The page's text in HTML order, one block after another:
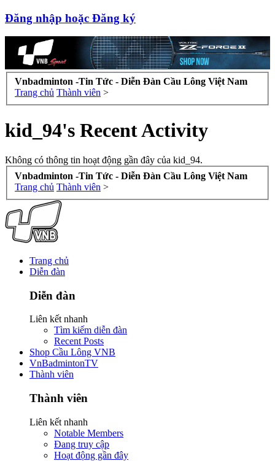
Đăng nhập hoặc Đăng ký
Vnbadminton -Tin Tức - Diễn Đàn Cầu Lông Việt Nam
Trang chủ Thành viên >
kid_94's Recent Activity
Không có thông tin hoạt động gần đây của kid_94.
Vnbadminton -Tin Tức - Diễn Đàn Cầu Lông Việt Nam
Trang chủ Thành viên >
Trang chủ
Diễn đàn
Diễn đàn
Liên kết nhanh
Tìm kiếm diễn đàn
Recent Posts
Shop Cầu Lông VNB
VnBadmintonTV
Thành viên
Thành viên
Liên kết nhanh
Notable Members
Đang truy cập
Hoạt động gần đây